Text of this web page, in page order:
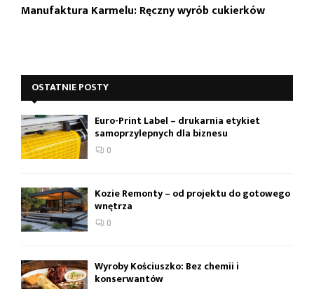
Manufaktura Karmelu: Ręczny wyrób cukierków
OSTATNIE POSTY
Euro-Print Label – drukarnia etykiet
samoprzylepnych dla biznesu
0
Kozie Remonty – od projektu do gotowego
wnętrza
0
Wyroby Kościuszko: Bez chemii i
konserwantów